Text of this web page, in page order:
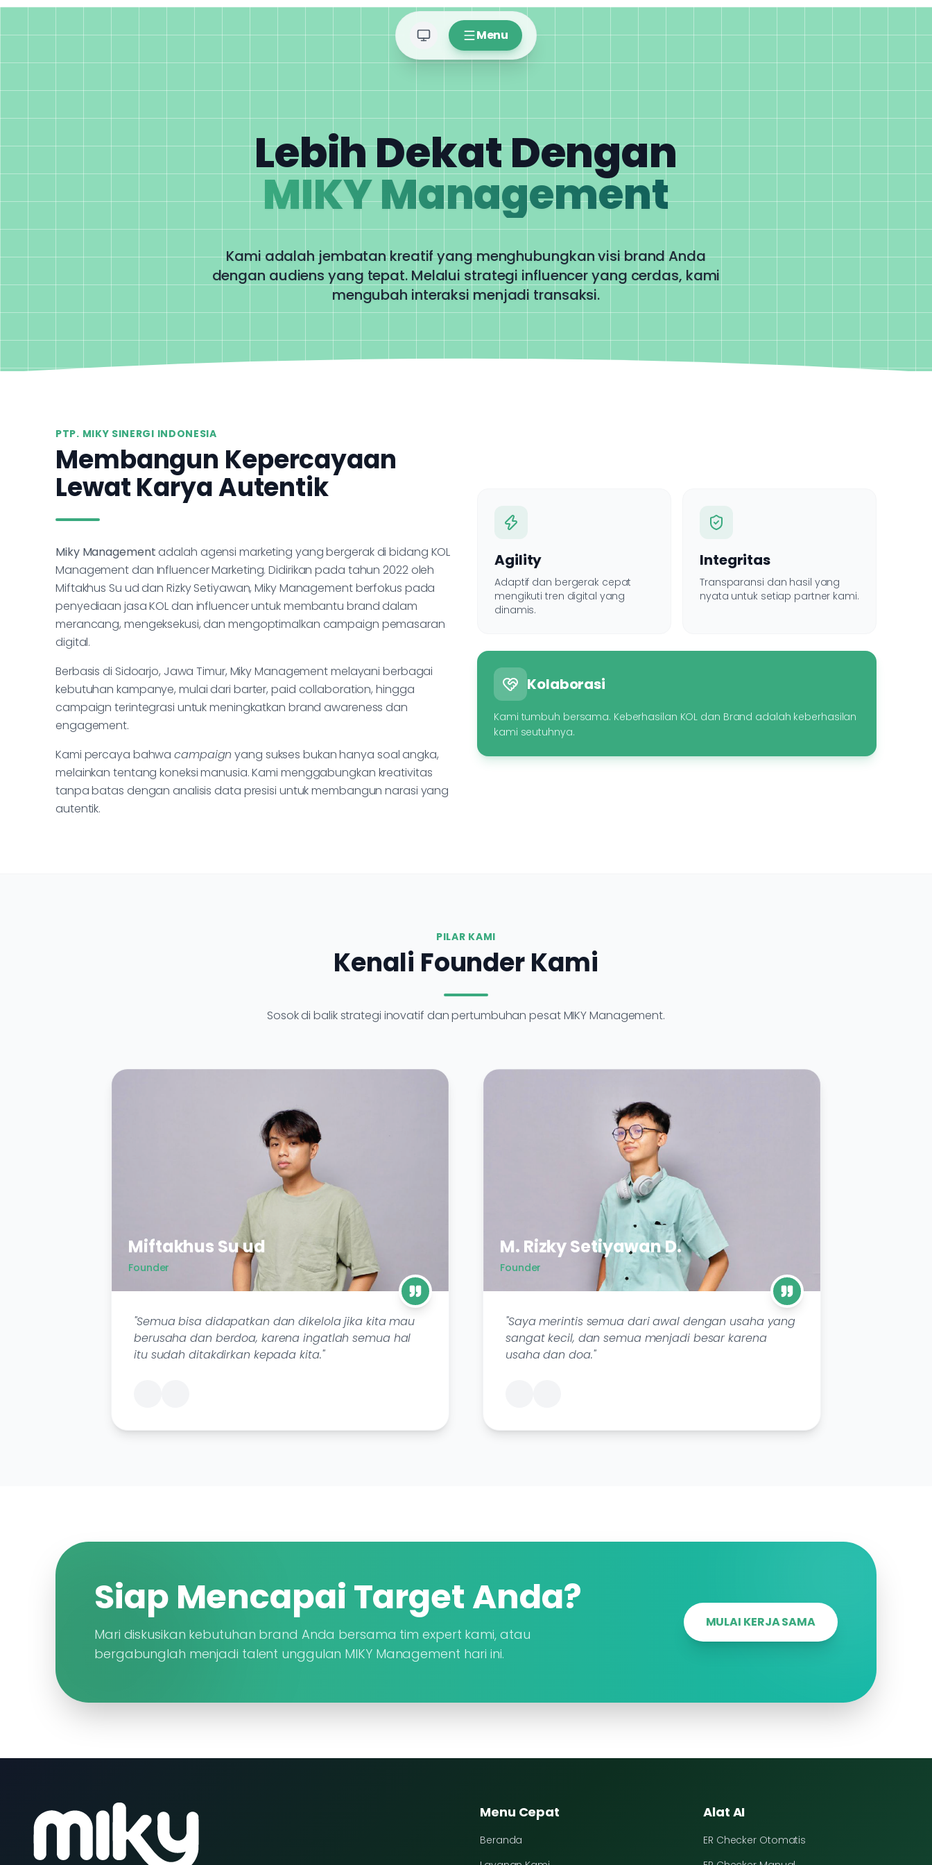
Menu
Lebih Dekat Dengan
MIKY Management
Kami adalah jembatan kreatif yang menghubungkan visi brand Anda
dengan audiens yang tepat. Melalui strategi influencer yang cerdas, kami
mengubah interaksi menjadi transaksi.
PTP. MIKY SINERGI INDONESIA
Membangun Kepercayaan
Lewat Karya Autentik
Miky Managementadalah agensi marketing yang bergerak di bidang KOL
Management dan Influencer Marketing. Didirikan pada tahun 2022 oleh
Miftakhus Su ud dan Rizky Setiyawan, Miky Management berfokus pada
penyediaan jasa KOL dan influencer untuk membantu brand dalam
merancang, mengeksekusi, dan mengoptimalkan campaign pemasaran
digital.
Berbasis di Sidoarjo, Jawa Timur, Miky Management melayani berbagai
kebutuhan kampanye, mulai dari barter, paid collaboration, hingga
campaign terintegrasi untuk meningkatkan brand awareness dan
engagement.
Kami percaya bahwacampaign yang sukses bukan hanya soal angka,
melainkan tentang koneksi manusia. Kami menggabungkan kreativitas
tanpa batas dengan analisis data presisi untuk membangun narasi yang
autentik.
Agility
Adaptif dan bergerak cepat
mengikuti tren digital yang
dinamis.
Integritas
Transparansi dan hasil yang
nyata untuk setiap partner kami.
Kolaborasi
Kami tumbuh bersama. Keberhasilan KOL dan Brand adalah keberhasilan
kami seutuhnya.
PILAR KAMI
Kenali Founder Kami
Sosok di balik strategi inovatif dan pertumbuhan pesat MIKY Management.
Miftakhus Su ud
Founder
"Semua bisa didapatkan dan dikelola jika kita mau
berusaha dan berdoa, karena ingatlah semua hal
itu sudah ditakdirkan kepada kita."
M. Rizky Setiyawan D.
Founder
"Saya merintis semua dari awal dengan usaha yang
sangat kecil, dan semua menjadi besar karena
usaha dan doa."
Siap Mencapai Target Anda?
Mari diskusikan kebutuhan brand Anda bersama tim expert kami, atau
bergabunglah menjadi talent unggulan MIKY Management hari ini.
MULAI KERJA SAMA
Menu Cepat
Beranda
Alat AI
ER Checker Otomatis